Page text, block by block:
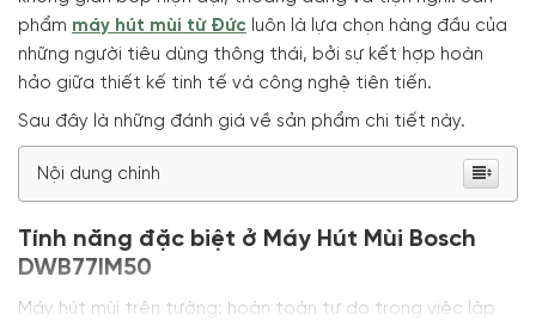
phẩm máy hút mùi từ Đức luôn là lựa chọn hàng đầu của
những người tiêu dùng thông thái, bởi sự kết hợp hoàn
hảo giữa thiết kế tinh tế và công nghệ tiên tiến.
Sau đây là những đánh giá về sản phẩm chi tiết này.
Nội dung chính
Tính năng đặc biệt ở Máy Hút Mùi Bosch
DWB77IM50
Máy hút mùi trên tường: hoàn toàn tự do trong việc lập